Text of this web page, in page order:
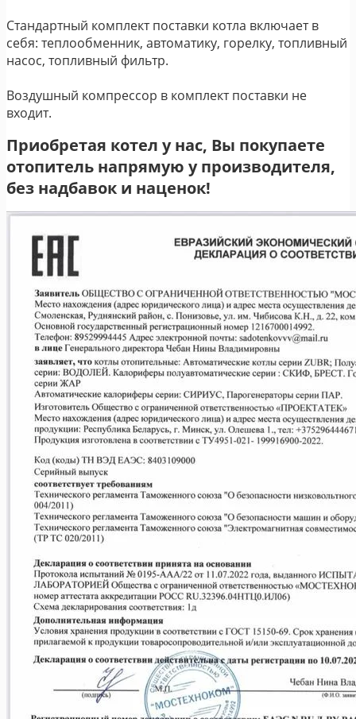
Стандартный комплект поставки котла включает в
себя: теплообменник, автоматику, горелку, топливный
насос, топливный фильтр.
Воздушный компрессор в комплект поставки не
входит.
Приобретая котел у нас, Вы покупаете
отопитель напрямую у производителя,
без надбавок и наценок!